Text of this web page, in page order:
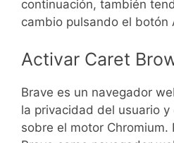
continuación, también
cambio pulsando el botón
Activar Caret
Brave es un navegador
la privacidad del usuario
sobre el motor Chromium.